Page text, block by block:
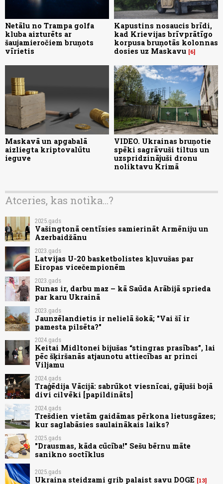
Netālu no Trampa golfa
kluba aizturēts ar
šaujamieročiem bruņots
vīrietis
Kapustins nosaucis brīdi,
kad Krievijas brīvprātīgo
korpusa bruņotās kolonnas
dosies uz Maskavu 6
Maskavā un apgabalā
aizliegta kriptovalūtu
ieguve
VIDEO. Ukrainas bruņotie
spēki sagrāvuši tiltus un
uzspridzinājuši dronu
noliktavu Krimā
Atceries, kas notika...?
2025.gads
Vašingtonā centīsies samierināt Armēniju un
Azerbaidžānu
2023.gads
Latvijas U-20 basketbolistes kļuvušas par
Eiropas vicečempionēm
2023.gads
Runas ir, darbu maz – kā Saūda Arābijā sprieda
par karu Ukrainā
2023.gads
Jaunzēlandietis ir nelielā šokā; "Vai šī ir
pamesta pilsēta?"
2024.gads
Keitai Midltonei bijušas “stingras prasības”, lai
pēc šķiršanās atjaunotu attiecības ar princi
Viljamu
2024.gads
Traģēdija Vācijā: sabrūkot viesnīcai, gājuši bojā
divi cilvēki [papildināts]
2024.gads
Trešdien vietām gaidāmas pērkona lietusgāzes;
kur saglabāsies saulainākais laiks?
2025.gads
"Drausmas, kāda cūcība!" Sešu bērnu māte
sanikno soctīklus
2025.gads
Ukraina steidzami grib palaist savu DOGE 13